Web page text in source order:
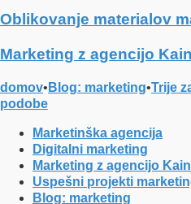
Oblikovanje materialov
Marketing z agencijo
domov• Blog: marketing•Trije
podobe
Marketinška agencija
Digitalni marketing
Marketing z agencijo
Uspešni projekti
Blog: marketing